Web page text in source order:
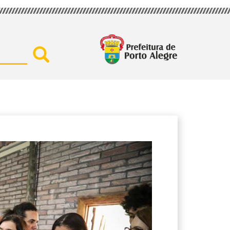
Buscar por secretaria,